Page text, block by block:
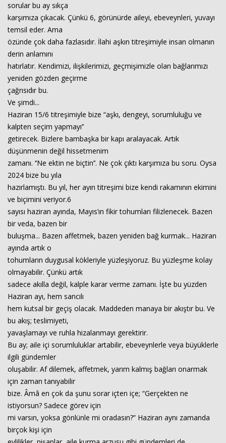
sorular bu ay sıkça
karşımıza çıkacak. Çünkü 6, görünürde aileyi, ebeveynleri, yuvayı
temsil eder. Ama
özünde çok daha fazlasıdır. İlahi aşkın titreşimiyle insan olmanın
derin anlamını
hatırlatır. Kendimizi, ilişkilerimizi, geçmişimizle olan bağlarımızı
yeniden gözden geçirme
çağrısıdır bu.
Ve şimdi...
Haziran 15/6 titreşimiyle bize “aşkı, dengeyi, sorumluluğu ve
kalpten seçim yapmayı’’
getirecek. Bizlere bambaşka bir kapı aralayacak. Artık
düşünmenin değil hissetmenim
zamanı. ‘’Ne ektin ne biçtin’’. Ne çok çıktı karşımıza bu soru. Oysa
2024 bize bu yıla
hazırlamıştı. Bu yıl, her ayın titreşimi bize kendi rakamının ekimini
ve biçimini veriyor.6
sayısı haziran ayında, Mayıs’ın fikir tohumları filizlenecek. Bazen
bir veda, bazen bir
buluşma... Bazen affetmek, bazen yeniden bağ kurmak... Haziran
ayında artık o
tohumların duygusal kökleriyle yüzleşiyoruz. Bu yüzleşme kolay
olmayabilir. Çünkü artık
sadece akılla değil, kalple karar verme zamanı. İşte bu yüzden
Haziran ayı, hem sancılı
hem kutsal bir geçiş olacak. Maddeden manaya bir akıştır bu. Ve
bu akış; teslimiyeti,
yavaşlamayı ve ruhla hizalanmayı gerektirir.
Bu ay; aile içi sorumluluklar artabilir, ebeveynlerle veya büyüklerle
ilgili gündemler
oluşabilir. Af dilemek, affetmek, yarım kalmış bağları onarmak
için zaman tanıyabilir
bize. Âmâ en çok da şunu sorar içten içe; “Gerçekten ne
istiyorsun? Sadece görev için
mi varsın, yoksa gönlünle mi oradasın?” Haziran aynı zamanda
birçok kişi için